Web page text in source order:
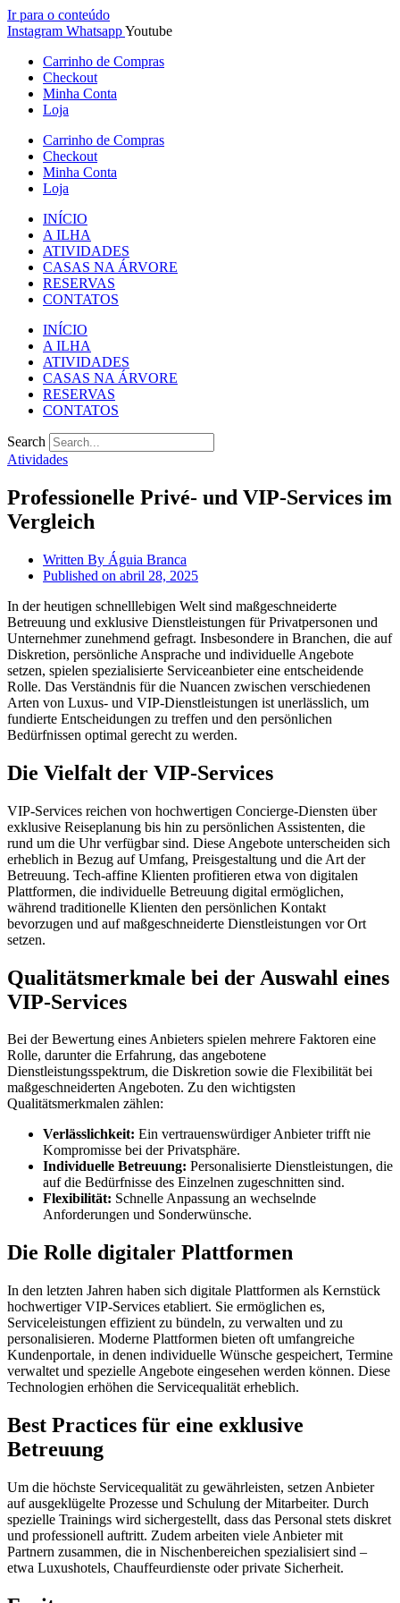
Ir para o conteúdo
Instagram WhatsappYoutube
Carrinho de Compras
Checkout
Minha Conta
Loja
Carrinho de Compras
Checkout
Minha Conta
Loja
INÍCIO
A ILHA
ATIVIDADES
CASAS NA ÁRVORE
RESERVAS
CONTATOS
INÍCIO
A ILHA
ATIVIDADES
CASAS NA ÁRVORE
RESERVAS
CONTATOS
Search
Atividades
Professionelle Privé- und VIP-Services im
Vergleich
Written By Águia Branca
Published on abril 28, 2025
In der heutigen schnelllebigen Welt sind maßgeschneiderte
Betreuung und exklusive Dienstleistungen für Privatpersonen und
Unternehmer zunehmend gefragt. Insbesondere in Branchen, die auf
Diskretion, persönliche Ansprache und individuelle Angebote
setzen, spielen spezialisierte Serviceanbieter eine entscheidende
Rolle. Das Verständnis für die Nuancen zwischen verschiedenen
Arten von Luxus- und VIP-Dienstleistungen ist unerlässlich, um
fundierte Entscheidungen zu treffen und den persönlichen
Bedürfnissen optimal gerecht zu werden.
Die Vielfalt der VIP-Services
VIP-Services reichen von hochwertigen Concierge-Diensten über
exklusive Reiseplanung bis hin zu persönlichen Assistenten, die
rund um die Uhr verfügbar sind. Diese Angebote unterscheiden sich
erheblich in Bezug auf Umfang, Preisgestaltung und die Art der
Betreuung. Tech-affine Klienten profitieren etwa von digitalen
Plattformen, die individuelle Betreuung digital ermöglichen,
während traditionelle Klienten den persönlichen Kontakt
bevorzugen und auf maßgeschneiderte Dienstleistungen vor Ort
setzen.
Qualitätsmerkmale bei der Auswahl eines
VIP-Services
Bei der Bewertung eines Anbieters spielen mehrere Faktoren eine
Rolle, darunter die Erfahrung, das angebotene
Dienstleistungsspektrum, die Diskretion sowie die Flexibilität bei
maßgeschneiderten Angeboten. Zu den wichtigsten
Qualitätsmerkmalen zählen:
Verlässlichkeit: Ein vertrauenswürdiger Anbieter trifft nie
Kompromisse bei der Privatsphäre.
Individuelle Betreuung: Personalisierte Dienstleistungen, die
auf die Bedürfnisse des Einzelnen zugeschnitten sind.
Flexibilität: Schnelle Anpassung an wechselnde
Anforderungen und Sonderwünsche.
Die Rolle digitaler Plattformen
In den letzten Jahren haben sich digitale Plattformen als Kernstück
hochwertiger VIP-Services etabliert. Sie ermöglichen es,
Serviceleistungen effizient zu bündeln, zu verwalten und zu
personalisieren. Moderne Plattformen bieten oft umfangreiche
Kundenportale, in denen individuelle Wünsche gespeichert, Termine
verwaltet und spezielle Angebote eingesehen werden können. Diese
Technologien erhöhen die Servicequalität erheblich.
Best Practices für eine exklusive
Betreuung
Um die höchste Servicequalität zu gewährleisten, setzen Anbieter
auf ausgeklügelte Prozesse und Schulung der Mitarbeiter. Durch
spezielle Trainings wird sichergestellt, dass das Personal stets diskret
und professionell auftritt. Zudem arbeiten viele Anbieter mit
Partnern zusammen, die in Nischenbereichen spezialisiert sind –
etwa Luxushotels, Chauffeurdienste oder private Sicherheit.